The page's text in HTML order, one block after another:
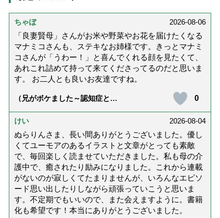
ちゃぼ
2026-08-06
「良妻賢母」さんがお米や野菜やお花を届けたくなる
マナミコさんも、ステキなお姉様です。きっとマナミ
コさんが「うわー！」と喜んでくれる顔を見たくて、
あれこれ詰めて持って来てくださってるのだと思いま
す。 お二人とも良いお友達ですね。
（兄がボケました～認知症と介
達』が届きました」）
0
けい
2026-08-04
ぬらりんさま、長い間ありがとうございました。優し
くてユーモアのあるイラストと文章がとっても素敵
で、毎回楽しく読ませていただきました。私も母の介
護中で、癒されたり励みになりました。これから連載
がないのが寂しくてたまりませんが、いろんなエピソ
ード思い出したりしながら頑張っていこうと思いま
す。不定期でもいいので、また会えますように。書籍
化も希望です！本当にありがとうございました。